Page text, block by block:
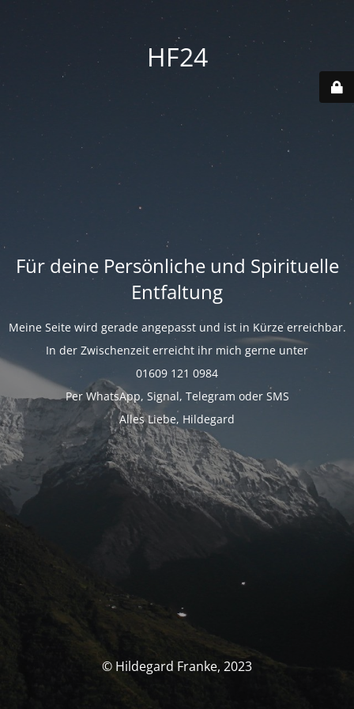
HF24
Für deine Persönliche und Spirituelle
Entfaltung
Meine Seite wird gerade angepasst und ist in Kürze erreichbar.
In der Zwischenzeit erreicht ihr mich gerne unter
01609 121 0984
Per WhatsApp, Signal, Telegram oder SMS
Alles Liebe, Hildegard
© Hildegard Franke, 2023